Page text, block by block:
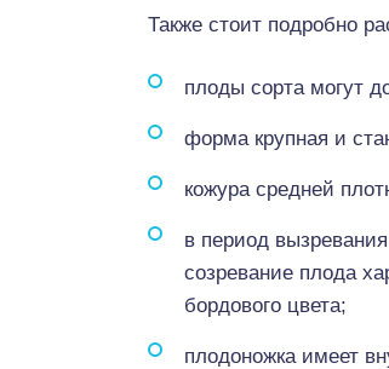
Также стоит подробно
плоды сорта могут
форма крупная и
кожура средней
в период
созревание плода
бордового цвета;
плодоножка имеет